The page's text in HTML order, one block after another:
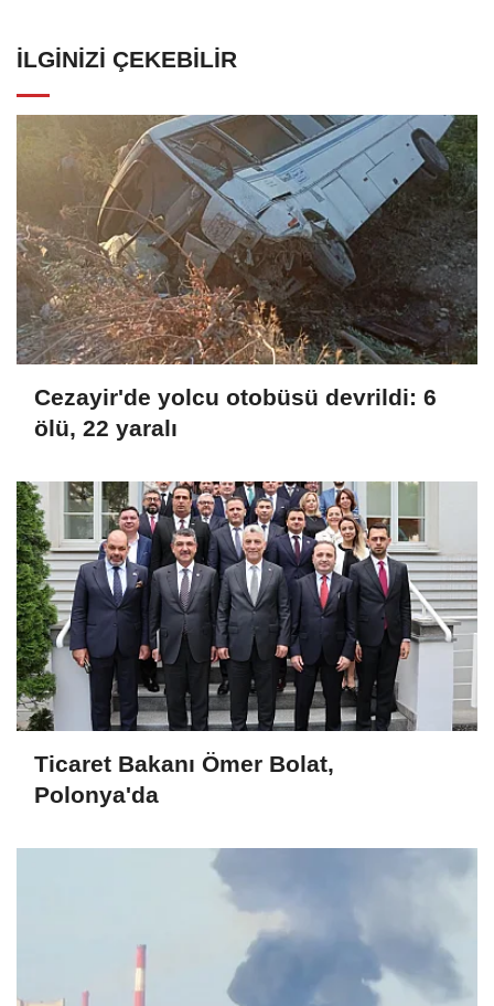
İLGINIZI ÇEKEBILIR
Cezayir'de yolcu otobüsü devrildi: 6
ölü, 22 yaralı
Ticaret Bakanı Ömer Bolat,
Polonya'da